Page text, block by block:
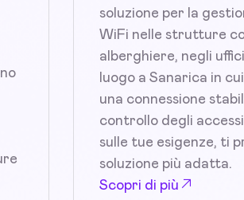
soluzione per la
WiFi nelle strutture
alberghiere, negli
luogo a Sanarica in
una connessione
controllo degli
sulle tue esigenze, ti
soluzione più adatta.
Scopri di più